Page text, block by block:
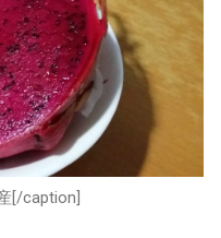
[/caption]